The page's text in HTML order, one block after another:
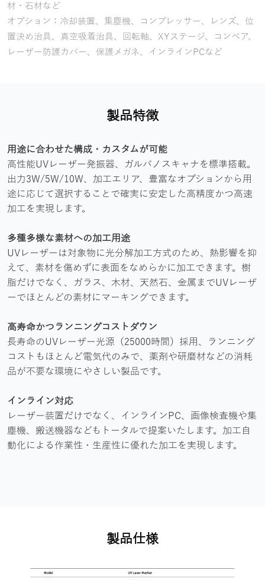
材・石材など
オプション：冷却装置、集塵機、コンプレッサー、レンズ、位
置決め治具、真空吸着治具、回転軸、XYステージ、コンペア、
レーザー防護カバー、保護メガネ、インラインPCなど
製品特徴
用途に合わせた構成・カスタムが可能
高性能UVレーザー発振器、ガルバノスキャナを標準搭載。
出力3W/5W/10W、加工エリア、豊富なオプションから用
途に応じて選択することで確実に安定した高精度かつ高速
加工を実現します。
多種多様な素材への加工用途
UVレーザーは対象物に光分解加工方式のため、熱影響を抑
えて、素材を傷めずに表面をなめらかに加工できます。樹
脂だけでなく、ガラス、木材、天然石、金属までUVレーザ
ーでほとんどの素材にマーキングできます。
高寿命かつランニングコストダウン
長寿命のUVレーザー光源（25000時間）採用、ランニング
コストもほとんど電気代のみで、薬剤や研磨材などの消耗
品が不要な環境にやさしい製品です。
インライン対応
レーザー装置だけでなく、インラインPC、画像検査機や集
塵機、搬送機器などもトータルで提案いたします。加工自
動化による作業性・生産性に優れた加工を実現します。
製品仕様